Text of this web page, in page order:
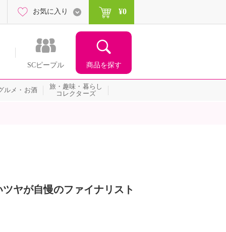
SCピープル 商品を探す
お気に入り ¥0
ルメ・お酒
旅・趣味・暮らし
コレクターズ
ヤが自慢のファイナリスト